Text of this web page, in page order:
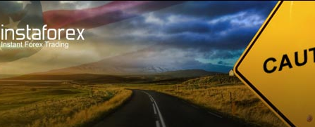
เปิดบัญชีเทรดทันที แพลตฟอร์มการเทรด
บผู้เริ่มต้นใหม่ สำหรับนักลงทุน สำหรับหุ้นส่วน แคม